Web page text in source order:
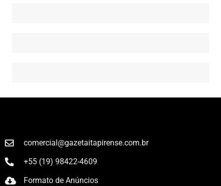
comercial@gazetaitapirense.com.br
+55 (19) 98422-4609
Formato de Anúncios